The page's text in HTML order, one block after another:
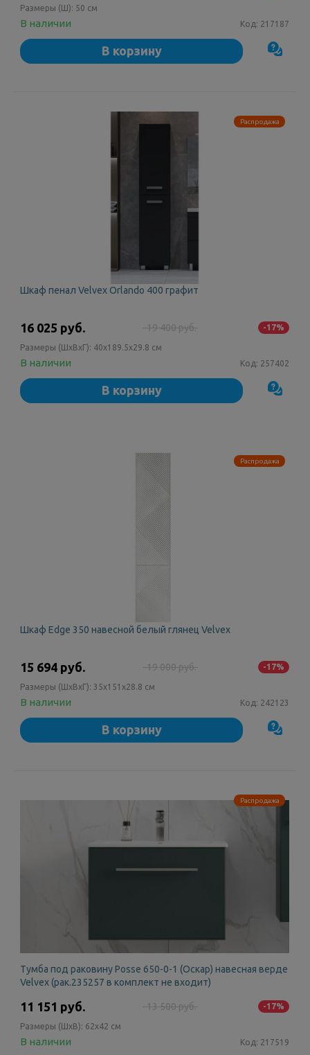
Размеры (Ш): 50 см
В наличии Код: 217187
В корзину
Распродажа
Шкаф пенал Velvex Orlando 400 графит
16 025 руб. 19 400 руб. -17%
Размеры (ШxВxГ): 40x189.5x29.8 см
В наличии Код: 257402
В корзину
Распродажа
Шкаф Edge 350 навесной белый глянец Velvex
15 694 руб. 19 000 руб. -17%
Размеры (ШxВxГ): 35x151x28.8 см
В наличии Код: 242123
В корзину
Распродажа
Тумба под раковину Posse 650-0-1 (Оскар) навесная верде
Velvex (рак.235257 в комплект не входит)
11 151 руб. 13 500 руб. -17%
Размеры (ШxВ): 62x42 см
В наличии Код: 217519